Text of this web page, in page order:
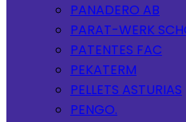
PANADERO AB
PARAT-WERK
PATENTES FAC
PEKATERM
PELLETS ASTURIAS
PENGO.